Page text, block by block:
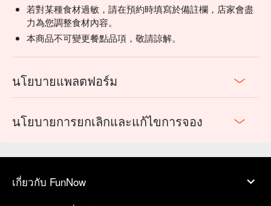
若對某種食材過敏，請在預約時填寫於備註欄，店家會盡
力為您調整食材內容。
本商品不可變更餐點品項，敬請諒解。
นโยบายแพลตฟอร์ม
นโยบายการยกเลิกและแก้ไขการจอง
เกี่ยวกับ FunNow